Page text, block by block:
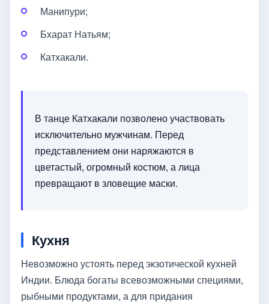
Манипури;
Бхарат Натьям;
Катхакали.
В танце Катхакали позволено участвовать
исключительно мужчинам. Перед
представлением они наряжаются в
цветастый, огромный костюм, а лица
превращают в зловещие маски.
Кухня
Невозможно устоять перед экзотической кухней
Индии. Блюда богаты всевозможными специями,
рыбными продуктами, а для придания